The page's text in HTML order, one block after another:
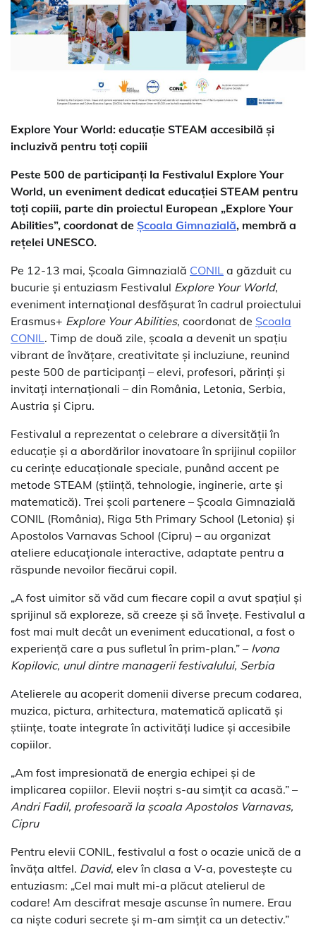
Explore Your World: educație STEAM accesibilă și
incluzivă pentru toți copiii
Peste 500 de participanți la Festivalul Explore Your
World, un eveniment dedicat educației STEAM pentru
toți copiii, parte din proiectul European „Explore Your
Abilities”, coordonat de Școala Gimnazială, membră a
rețelei UNESCO.
Pe 12-13 mai, Școala Gimnazială CONIL a găzduit cu
bucurie și entuziasm Festivalul Explore Your World,
eveniment internațional desfășurat în cadrul proiectului
Erasmus+ Explore Your Abilities, coordonat de Școala
CONIL . Timp de două zile, școala a devenit un spațiu
vibrant de învățare, creativitate și incluziune, reunind
peste 500 de participanți – elevi, profesori, părinți și
invitați internaționali – din România, Letonia, Serbia,
Austria și Cipru.
Festivalul a reprezentat o celebrare a diversității în
educație și a abordărilor inovatoare în sprijinul copiilor
cu cerințe educaționale speciale, punând accent pe
metode STEAM (știință, tehnologie, inginerie, arte și
matematică). Trei școli partenere – Școala Gimnazială
CONIL (România), Riga 5th Primary School (Letonia) și
Apostolos Varnavas School (Cipru) – au organizat
ateliere educaționale interactive, adaptate pentru a
răspunde nevoilor fiecărui copil.
„A fost uimitor să văd cum fiecare copil a avut spațiul și
sprijinul să exploreze, să creeze și să învețe. Festivalul a
fost mai mult decât un eveniment educational, a fost o
experiență care a pus sufletul în prim-plan.” – Ivona
Kopilovic, unul dintre managerii festivalului, Serbia
Atelierele au acoperit domenii diverse precum codarea,
muzica, pictura, arhitectura, matematică aplicată și
științe, toate integrate în activități ludice și accesibile
copiilor.
„Am fost impresionată de energia echipei și de
implicarea copiilor. Elevii noștri s-au simțit ca acasă.” –
Andri Fadil, profesoară la școala Apostolos Varnavas,
Cipru
Pentru elevii CONIL, festivalul a fost o ocazie unică de a
învăța altfel. David, elev în clasa a V-a, povestește cu
entuziasm: „Cel mai mult mi-a plăcut atelierul de
codare! Am descifrat mesaje ascunse în numere. Erau
ca niște coduri secrete și m-am simțit ca un detectiv.”